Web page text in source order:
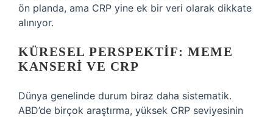
ön planda, ama CRP yine ek bir veri olarak dikkate
alınıyor.
KÜRESEL PERSPEKTIF: MEME
KANSERI VE CRP
Dünya genelinde durum biraz daha sistematik.
ABD’de birçok araştırma, yüksek CRP seviyesinin